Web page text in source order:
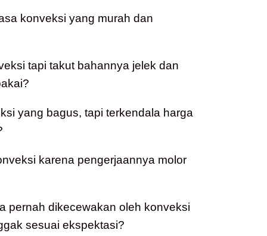
konveksi yang murah dan
tapi takut bahannya jelek dan
yang bagus, tapi terkendala harga
karena pengerjaannya molor
pernah dikecewakan oleh konveksi
sesuai ekspektasi?